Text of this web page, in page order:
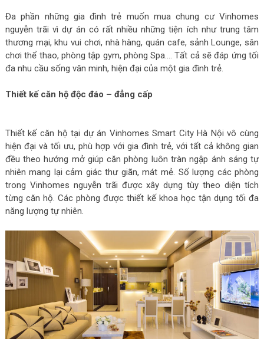
Đa phần những gia đình trẻ muốn mua chung cư Vinhomes
nguyễn trãi vì dự án có rất nhiều những tiện ích như trung tâm
thương mại, khu vui chơi, nhà hàng, quán cafe, sảnh Lounge, sân
chơi thể thao, phòng tập gym, phòng Spa…. Tất cả sẽ đáp ứng tối
đa nhu cầu sống văn minh, hiện đại của một gia đình trẻ.
Thiết kế căn hộ độc đáo – đẳng cấp
Thiết kế căn hộ tại dự án Vinhomes Smart City Hà Nội vô cùng
hiện đại và tối ưu, phù hợp với gia đình trẻ, với tất cả không gian
đều theo hướng mở giúp căn phòng luôn tràn ngập ánh sáng tự
nhiên mang lại cảm giác thư giãn, mát mẻ. Số lượng các phòng
trong Vinhomes nguyễn trãi được xây dựng tùy theo diện tích
từng căn hộ. Các phòng được thiết kế khoa học tận dụng tối đa
năng lượng tự nhiên.